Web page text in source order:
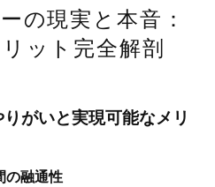
の現実と本音：
ット完全解剖
がいと実現可能なメリ
の融通性